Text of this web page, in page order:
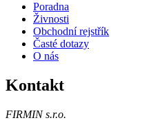
Poradna
Živnosti
Obchodní rejstřík
Časté dotazy
O nás
Kontakt
FIRMIN s.r.o.